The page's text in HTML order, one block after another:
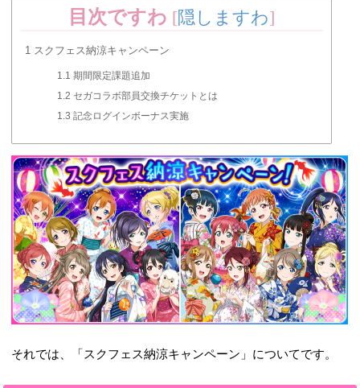
目次ですわ [隠しますわ]
1 スクフェス納涼キャンペーン
1.1 期間限定課題追加
1.2 セガコラボ部員交換チケットとは
1.3 記念ログインボーナス実施
それでは、「スクフェス納涼キャンペーン」についてです。